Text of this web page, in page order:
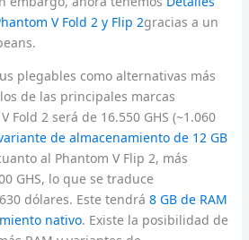
V Fold 2 y Flip 2gracias a un
plegables como alternativas más
de las principales marcas
Fold 2 será de 16.550 GHS (~1.060
de almacenamiento de 12 GB
al Phantom V Flip 2, más
GHS, lo que se traduce
dólares. Este tendrá 8 GB de RAM
nativo. Existe la posibilidad de